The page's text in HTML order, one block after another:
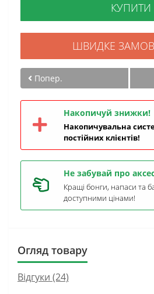
КУПИТИ
ШВИДКЕ
Попер.
Накопичуй знижки!
Накопичувальна
постійних клієнтів!
Не забувай про
Кращі бонги, напаси та
доступними цінами!
Огляд товару
Відгуки (24)